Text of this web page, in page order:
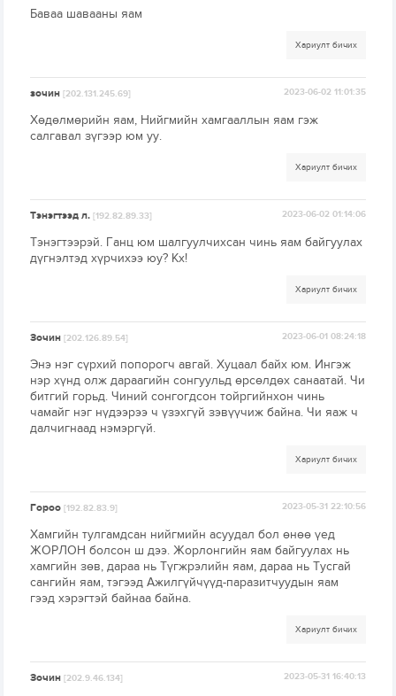
Баваа шавааны яам
Хариулт бичих
зочин[202.131.245.69] 2023-06-02 11:01:35
Хөдөлмөрийн яам, Нийгмийн хамгааллын яам гэж
салгавал зүгээр юм уу.
Хариулт бичих
Тэнэгтээд л.[192.82.89.33] 2023-06-02 01:14:06
Тэнэгтээрэй. Ганц юм шалгуулчихсан чинь яам байгуулах
дүгнэлтэд хүрчихээ юу? Кх!
Хариулт бичих
Зочин[202.126.89.54] 2023-06-01 08:24:18
Энэ нэг сүрхий попорогч авгай. Хуцаал байх юм. Ингэж
нэр хүнд олж дараагийн сонгуульд өрсөлдөх санаатай. Чи
битгий горьд. Чиний сонгогдсон тойргийнхон чинь
чамайг нэг нүдээрээ ч үзэхгүй зэвүүчиж байна. Чи яаж ч
далчигнаад нэмэргүй.
Хариулт бичих
Гороо[192.82.83.9] 2023-05-31 22:10:56
Хамгийн тулгамдсан нийгмийн асуудал бол өнөө үед
ЖОРЛОН болсон ш дээ. Жорлонгийн яам байгуулах нь
хамгийн зөв, дараа нь Түгжрэлийн яам, дараа нь Тусгай
сангийн яам, тэгээд Ажилгүйчүүд-паразитчуудын яам
гээд хэрэгтэй байнаа байна.
Хариулт бичих
Зочин[202.9.46.134] 2023-05-31 16:40:13